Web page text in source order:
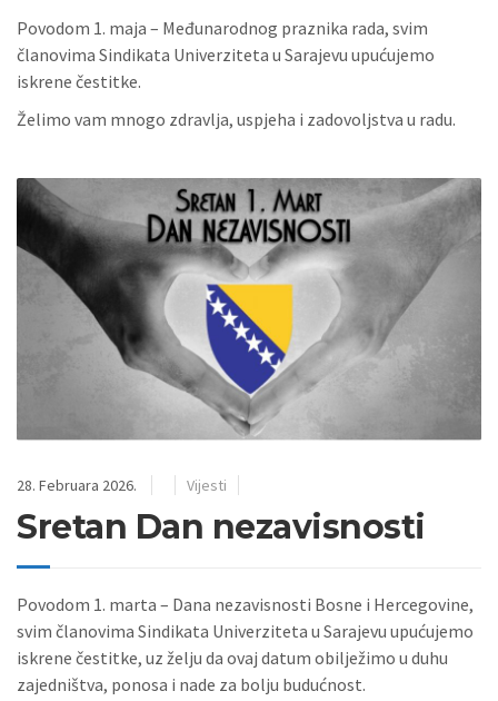
Povodom 1. maja – Međunarodnog praznika rada, svim
članovima Sindikata Univerziteta u Sarajevu upućujemo
iskrene čestitke.
Želimo vam mnogo zdravlja, uspjeha i zadovoljstva u radu.
28. Februara 2026. Vijesti
Sretan Dan nezavisnosti
Povodom 1. marta – Dana nezavisnosti Bosne i Hercegovine,
svim članovima Sindikata Univerziteta u Sarajevu upućujemo
iskrene čestitke, uz želju da ovaj datum obilježimo u duhu
zajedništva, ponosa i nade za bolju budućnost.